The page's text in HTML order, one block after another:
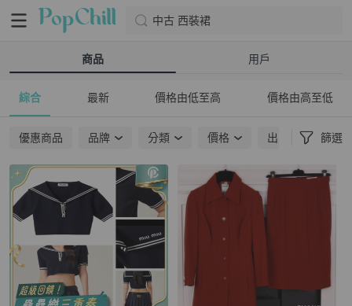
中古 西裝裙
商品 用戶
綜合 最新 價格由低至高 價格由高至低
優惠商品 品牌 分類 價格 出貨地點 篩選